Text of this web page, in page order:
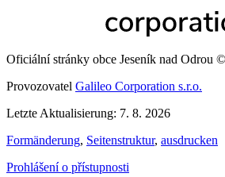
Oficiální stránky obce Jeseník nad Odrou
Provozovatel Galileo Corporation s.r.o.
Letzte Aktualisierung: 7. 8. 2026
Formänderung, Seitenstruktur, ausdrucken
Prohlášení o přístupnosti